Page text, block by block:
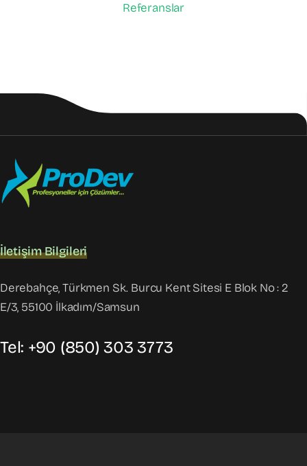
Referanslar
İletişim Bilgileri
Derebahçe, Türkmen Sk. Burcu Kent Sitesi E Blok No : 2
E/3, 55100 İlkadım/Samsun
Tel: +90 (850) 303 3773